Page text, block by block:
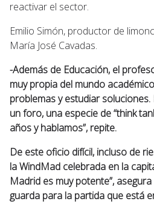
reactivar el sector.
Emilio Simón, productor de
María José Cavadas.
-Además de Educación, el
muy propia del mundo
problemas y estudiar
un foro, una especie de “think
años y hablamos”, repite.
De este oficio difícil, incluso de
la WindMad celebrada en la
Madrid es muy potente”,
guarda para la partida que está